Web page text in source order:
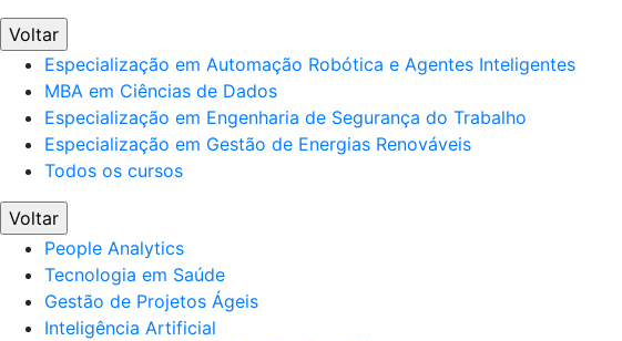
Voltar
Especialização em Automação Robótica e Agentes Inteligentes
MBA em Ciências de Dados
Especialização em Engenharia de Segurança do Trabalho
Especialização em Gestão de Energias Renováveis
Todos os cursos
Voltar
People Analytics
Tecnologia em Saúde
Gestão de Projetos Ágeis
Inteligência Artificial